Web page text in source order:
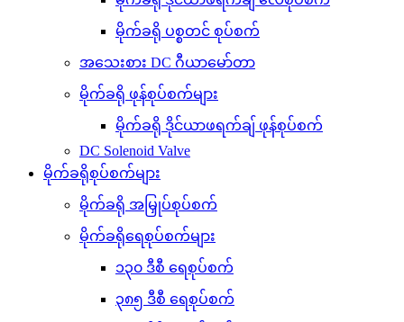
မိုက်ခရို ပစ္စတင် စုပ်စက်
အသေးစား DC ဂီယာမော်တာ
မိုက်ခရို ဖုန်စုပ်စက်များ
မိုက်ခရို ဒိုင်ယာဖရက်ချ် ဖုန်စုပ်စက်
DC Solenoid Valve
မိုက်ခရိုစုပ်စက်များ
မိုက်ခရို အမြှုပ်စုပ်စက်
မိုက်ခရိုရေစုပ်စက်များ
၁၃၀ ဒီစီ ရေစုပ်စက်
၃၈၅ ဒီစီ ရေစုပ်စက်